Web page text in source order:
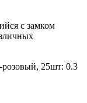
с замком
розовый, 25шт: 0.3